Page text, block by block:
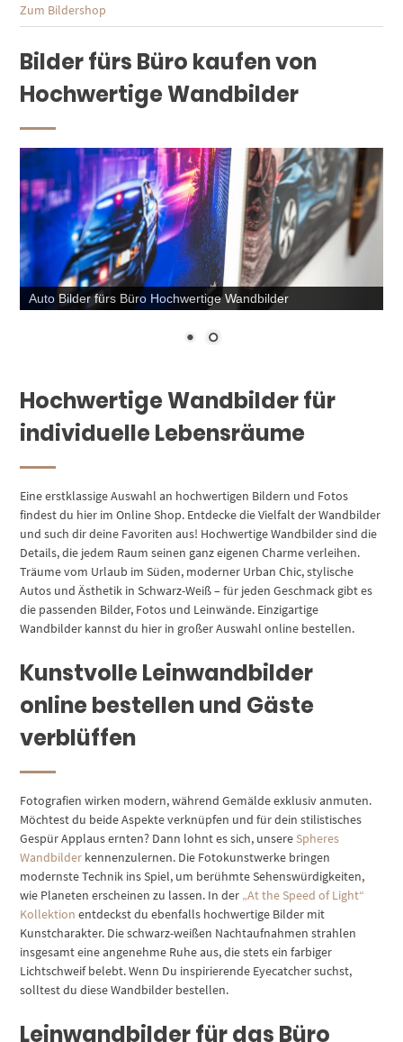
Zum Bildershop
Bilder fürs Büro kaufen von
Hochwertige Wandbilder
Auto Bilder fürs Büro Hochwertige Wandbilder
Hochwertige Wandbilder für
individuelle Lebensräume
Eine erstklassige Auswahl an hochwertigen Bildern und Fotos
findest du hier im Online Shop. Entdecke die Vielfalt der Wandbilder
und such dir deine Favoriten aus! Hochwertige Wandbilder sind die
Details, die jedem Raum seinen ganz eigenen Charme verleihen.
Träume vom Urlaub im Süden, moderner Urban Chic, stylische
Autos und Ästhetik in Schwarz-Weiß – für jeden Geschmack gibt es
die passenden Bilder, Fotos und Leinwände. Einzigartige
Wandbilder kannst du hier in großer Auswahl online bestellen.
Kunstvolle Leinwandbilder
online bestellen und Gäste
verblüffen
Fotografien wirken modern, während Gemälde exklusiv anmuten.
Möchtest du beide Aspekte verknüpfen und für dein stilistisches
Gespür Applaus ernten? Dann lohnt es sich, unsere Spheres
Wandbilder kennenzulernen. Die Fotokunstwerke bringen
modernste Technik ins Spiel, um berühmte Sehenswürdigkeiten,
wie Planeten erscheinen zu lassen. In der „At the Speed of Light“
Kollektion entdeckst du ebenfalls hochwertige Bilder mit
Kunstcharakter. Die schwarz-weißen Nachtaufnahmen strahlen
insgesamt eine angenehme Ruhe aus, die stets ein farbiger
Lichtschweif belebt. Wenn Du inspirierende Eyecatcher suchst,
solltest du diese Wandbilder bestellen.
Leinwandbilder für das Büro